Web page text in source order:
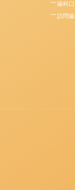
歯科
訪問